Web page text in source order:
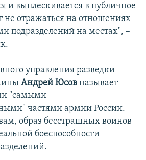
и выплескивается в публичное
не отражаться на отношениях
подразделений на местах", –
управления разведки
Андрей Юсов называет
"самыми
частями армии России.
образ бесстрашных воинов
боеспособности